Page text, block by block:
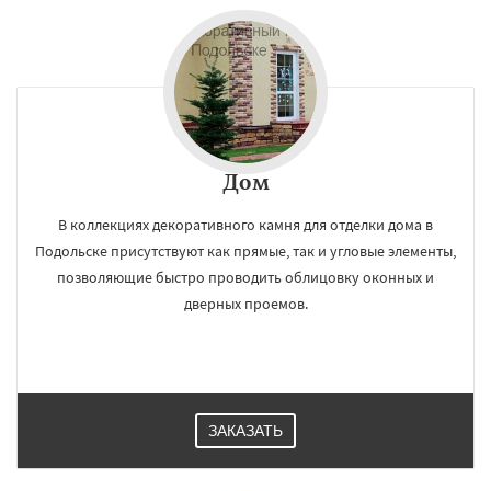
Дом
В коллекциях декоративного камня для отделки дома в
Подольске присутствуют как прямые, так и угловые элементы,
позволяющие быстро проводить облицовку оконных и
дверных проемов.
ЗАКАЗАТЬ